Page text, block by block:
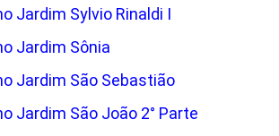
Jardim Sylvio Rinaldi I
Jardim Sônia
Jardim São Sebastião
Jardim São João 2° Parte